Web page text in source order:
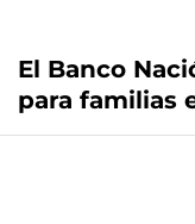
El Banco
para familias